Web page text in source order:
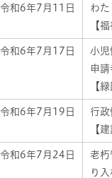
令和6年7月11日
わ
【
令和6年7月17日
小児
申
【
令和6年7月19日
行
【
令和6年7月24日
老
り